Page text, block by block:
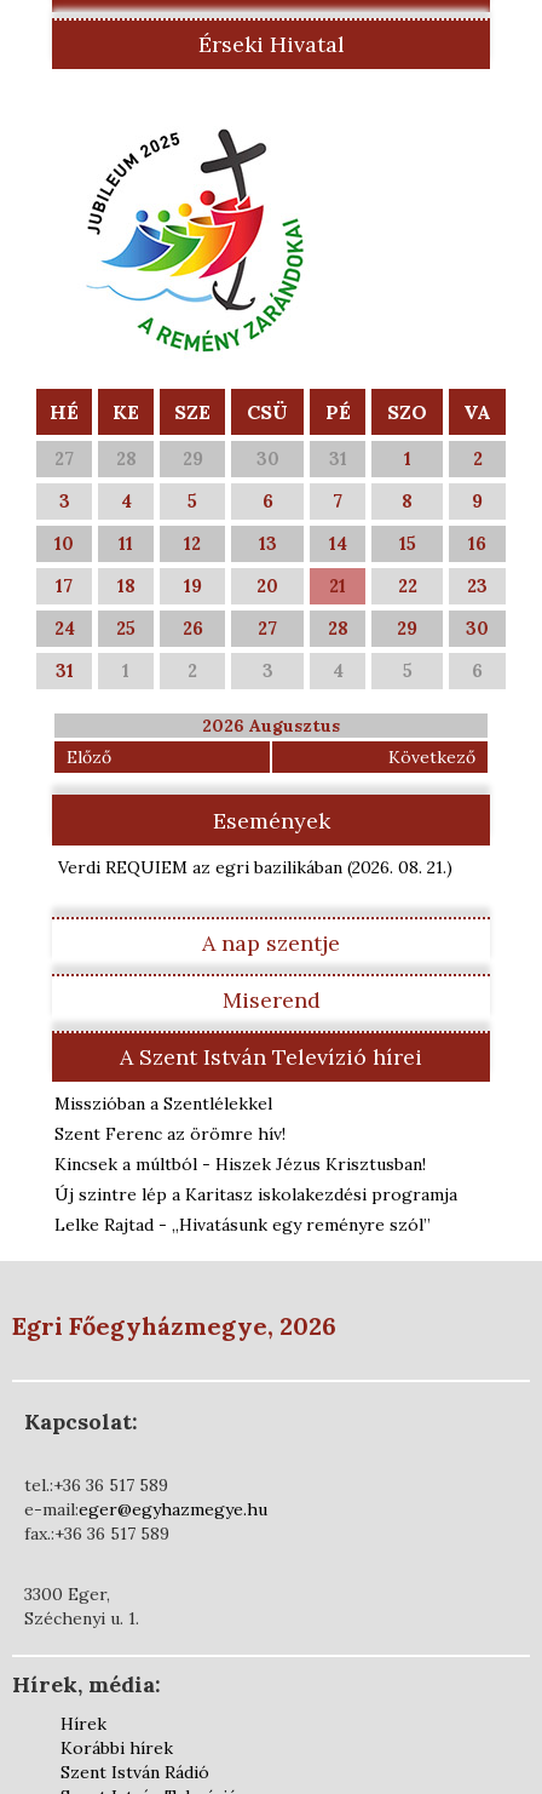
Érseki Hivatal
HÉ KE SZE CSÜ PÉ SZO VA
27 28 29 30 31 1
2
3
4 5 6 7 8
9
10
11 12 13 14 15
16
17
18 19 20 21 22
23
24
25 26 27 28 29
30
31
1 2 3 4 5 6
2026 Augusztus
Előző
Következő
Események
Verdi REQUIEM az egri bazilikában (2026. 08. 21.)
A nap szentje
Miserend
A Szent István Televízió hírei
Misszióban a Szentlélekkel
Szent Ferenc az örömre hív!
Kincsek a múltból - Hiszek Jézus Krisztusban!
Új szintre lép a Karitasz iskolakezdési programja
Lelke Rajtad - „Hivatásunk egy reményre szól”
Egri Főegyházmegye, 2026
Kapcsolat:
tel.:+36 36 517 589
e-mail:eger@egyhazmegye.hu
fax.:+36 36 517 589
3300 Eger,
Széchenyi u. 1.
Hírek, média:
Hírek
Korábbi hírek
Szent István Rádió